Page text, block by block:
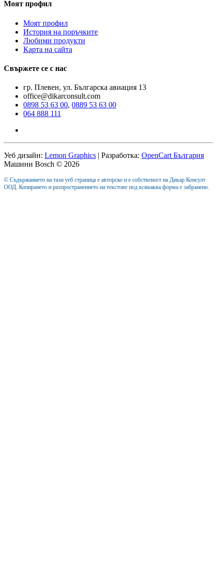
Моят профил
Моят профил
История на поръчките
Любими продукти
Карта на сайта
Свържете се с нас
гр. Плевен, ул. Българска авиация 13
office@dikarconsult.com
0898 53 63 00, 0889 53 63 00
064 888 111
Уеб дизайн: Lemon Graphics | Разработка: OpenCart България
Машини Bosch © 2026
© Съдържанието на тази уеб страница е авторско и е собственост на Дикар Консулт
ООД. Копирането и разпространението на текстове под всякаква форма е забранено.